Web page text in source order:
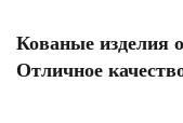
Кованые изделия
Отличное